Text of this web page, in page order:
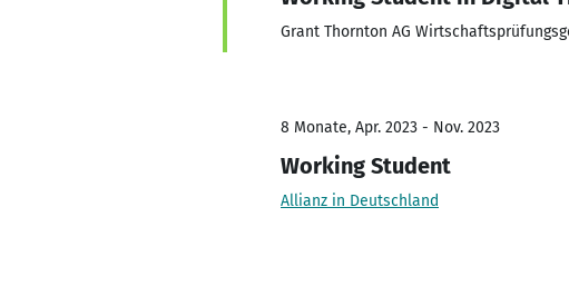
Grant Thornton AG
8 Monate, Apr. 2023 - Nov. 2023
Working Student
Allianz in Deutschland